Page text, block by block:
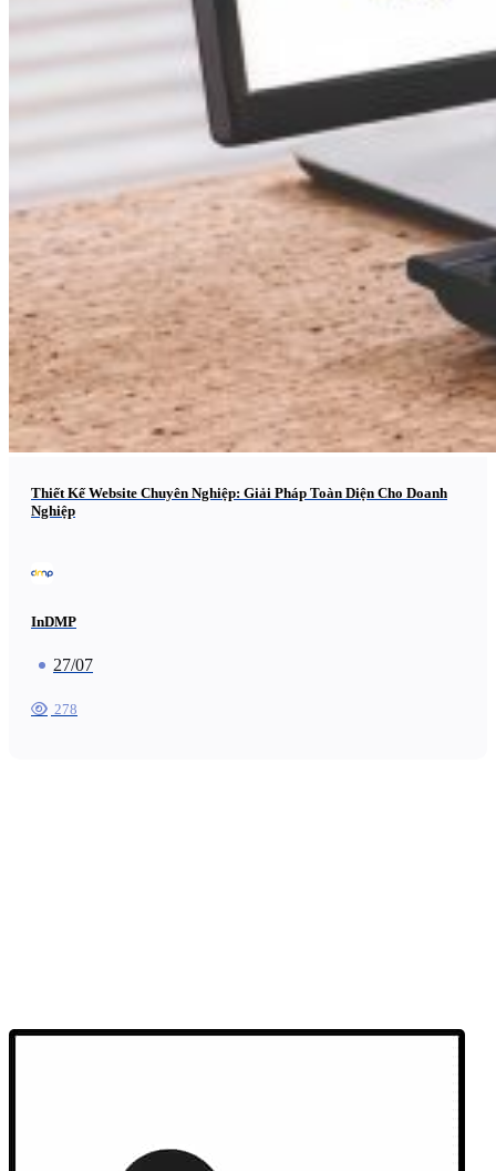
Thiết Kế Website Chuyên Nghiệp: Giải Pháp Toàn Diện Cho Doanh
Nghiệp
InDMP
27/07
278